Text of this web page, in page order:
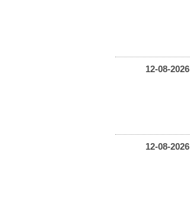
12-08-2026
12-08-2026